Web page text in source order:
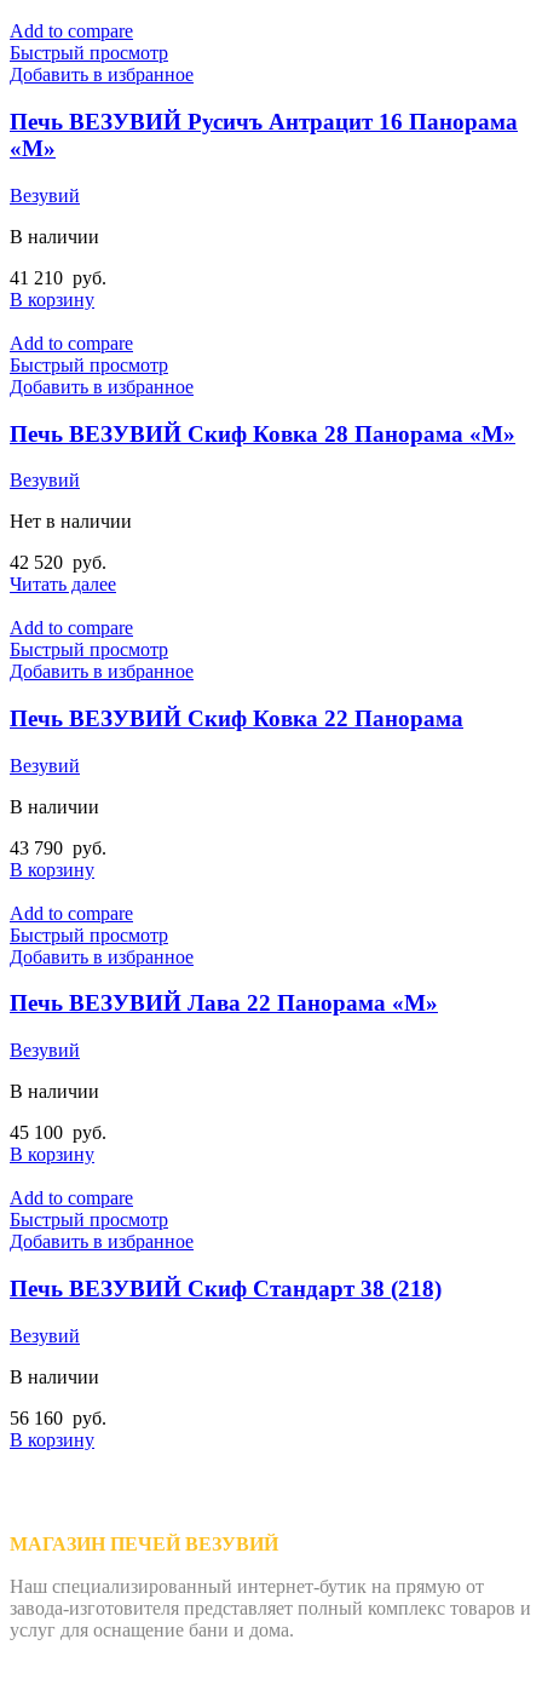
Add to compare
Быстрый просмотр
Добавить в избранное
Печь ВЕЗУВИЙ Русичъ Антрацит 16 Панорама
«М»
Везувий
В наличии
41 210 руб.
В корзину
Add to compare
Быстрый просмотр
Добавить в избранное
Печь ВЕЗУВИЙ Скиф Ковка 28 Панорама «М»
Везувий
Нет в наличии
42 520 руб.
Читать далее
Add to compare
Быстрый просмотр
Добавить в избранное
Печь ВЕЗУВИЙ Скиф Ковка 22 Панорама
Везувий
В наличии
43 790 руб.
В корзину
Add to compare
Быстрый просмотр
Добавить в избранное
Печь ВЕЗУВИЙ Лава 22 Панорама «М»
Везувий
В наличии
45 100 руб.
В корзину
Add to compare
Быстрый просмотр
Добавить в избранное
Печь ВЕЗУВИЙ Скиф Стандарт 38 (218)
Везувий
В наличии
56 160 руб.
В корзину
МАГАЗИН ПЕЧЕЙ ВЕЗУВИЙ
Наш специализированный интернет-бутик на прямую от
завода-изготовителя представляет полный комплекс товаров и
услуг для оснащение бани и дома.